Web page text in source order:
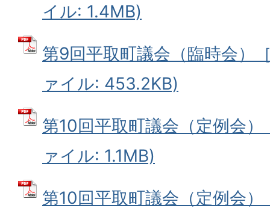
イル: 1.4MB)
第9回平取町議会（臨時会）
ァイル: 453.2KB)
第10回平取町議会（定例会
ァイル: 1.1MB)
第10回平取町議会（定例会